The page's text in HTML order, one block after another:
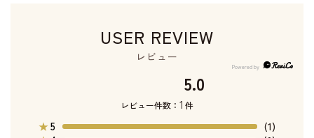
USER REVIEW
レビュー
5.0
レビュー件数： 1 件
★5
(1)